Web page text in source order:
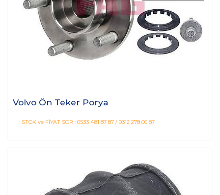
Volvo Ön Teker Porya
STOK ve FİYAT SOR : 0533 481 87 87 / 0312 278 00 87